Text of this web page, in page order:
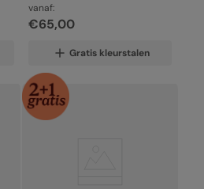
vanaf:
€65,00
Gratis kleurstalen